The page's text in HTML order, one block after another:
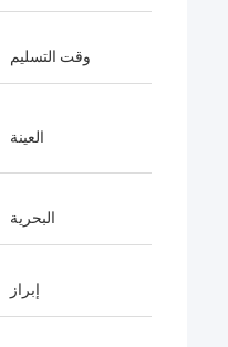
وقت التسليم
العينة
البحرية
إبراز